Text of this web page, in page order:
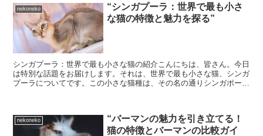
nekoneko
“シンガプーラ：世界で最も小さ
な猫の特徴と魅力を探る”
シンガプーラ：世界で最も小さな猫の紹介こんにちは、皆さん。今日
は特別な話題をお届けします。それは、世界で最も小さな猫、シンガ
プーラについてです。この小さな猫種は、その名の通りシンガポール
nekoneko
“バーマンの魅力を引き立てる！
猫の特徴とバーマンの比較ガイ